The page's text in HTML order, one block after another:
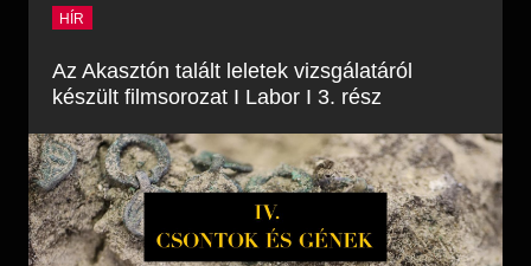
Az Akasztón talált leletek vizsgálatáról
készült filmsorozat I Labor I 3. rész
HÍR